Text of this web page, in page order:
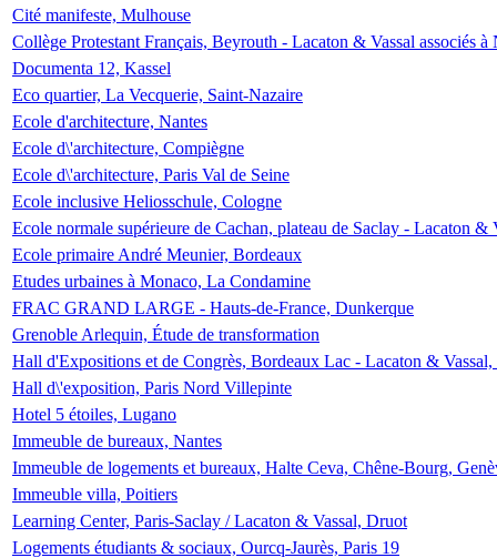
Cité manifeste, Mulhouse
Collège Protestant Français, Beyrouth - Lacaton & Vassal associés
Documenta 12, Kassel
Eco quartier, La Vecquerie, Saint-Nazaire
Ecole d'architecture, Nantes
Ecole d\'architecture, Compiègne
Ecole d\'architecture, Paris Val de Seine
Ecole inclusive Heliosschule, Cologne
Ecole normale supérieure de Cachan, plateau de Saclay - Lacaton &
Ecole primaire André Meunier, Bordeaux
Etudes urbaines à Monaco, La Condamine
FRAC GRAND LARGE - Hauts-de-France, Dunkerque
Grenoble Arlequin, Étude de transformation
Hall d'Expositions et de Congrès, Bordeaux Lac - Lacaton &
Hall d\'exposition, Paris Nord Villepinte
Hotel 5 étoiles, Lugano
Immeuble de bureaux, Nantes
Immeuble de logements et bureaux, Halte Ceva, Chêne-Bourg,
Immeuble villa, Poitiers
Learning Center, Paris-Saclay / Lacaton & Vassal, Druot
Logements étudiants & sociaux, Ourcq-Jaurès, Paris 19